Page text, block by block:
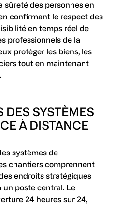
sûreté des personnes en
confirmant le respect des
en temps réel de
professionnels de la
protéger les biens, les
tout en maintenant
DES SYSTÈMES
À DISTANCE
systèmes de
chantiers comprennent
endroits stratégiques
un poste central. Le
24 heures sur 24,